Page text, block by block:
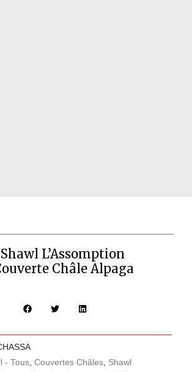
L’Assomption
Châle Alpaga
- Tous Couvertes Châles Shawl